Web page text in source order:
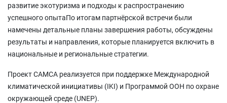
развитие экотуризма и подходы к распространению
успешного опытаПо итогам партнёрской встречи были
намечены детальные планы завершения работы, обсуждены
результаты и направления, которые планируется включить в
национальные и региональные стратегии.
Проект САМСА реализуется при поддержке Международной
климатической инициативы (IKI) и Программой ООН по охране
окружающей среде (UNEP).